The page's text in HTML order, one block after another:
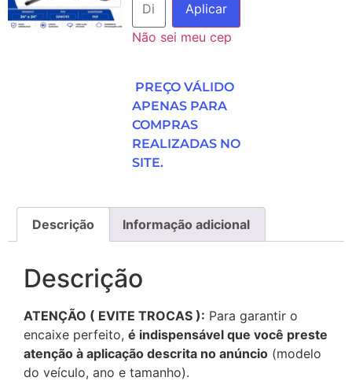
Aplicar
Não sei meu cep
PREÇO VÁLIDO
APENAS PARA
COMPRAS
REALIZADAS NO
SITE.
Descrição Informação adicional
Descrição
ATENÇÃO ( EVITE TROCAS ): Para garantir o
encaixe perfeito, é indispensável que você preste
atenção à aplicação descrita no anúncio (modelo
do veículo, ano e tamanho).